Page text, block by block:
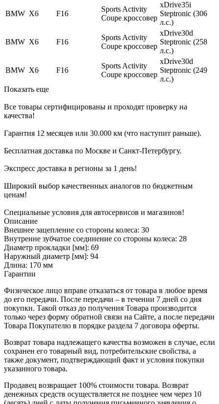
BMW X6 F16
Sports Activity
Coupe кроссовер
xDrive35i
Steptronic (306
л.с.)
BMW X6 F16
Sports Activity
Coupe кроссовер
xDrive30d
Steptronic (258
л.с.)
BMW X6 F16
Sports Activity
Coupe кроссовер
xDrive30d
Steptroniс (249
л.с.)
Показать еще
Все товары сертифицированы и проходят проверку на
качества!
Гарантия 12 месяцев или 30.000 км (что наступит раньше).
Бесплатная доставка по Москве и Санкт-Петербургу.
Экспресс доставка в регионы за 1 день!
Широкий выбор качественных аналогов по бюджетным
ценам!
Специальные условия для автосервисов и магазинов!
Описание
Внешнее зацепление со стороны колеса: 30
Внутренне зубчатое соединение со стороны колеса: 28
Диаметр прокладки [мм]: 69
Наружный диаметр [мм]: 94
Длина: 170 мм
Гарантии
Физическое лицо вправе отказаться от товара в любое время
до его передачи. После передачи – в течении 7 дней со дня
покупки. Такой отказ до получения Товара производится
только через форму обратной связи на Сайте, а после передачи
Товара Покупателю в порядке раздела 7 договора оферты.
Возврат товара надлежащего качества возможен в случае, если
сохранен его товарный вид, потребительские свойства, а
также документ, подтверждающий факт и условия покупки
указанного товара.
Продавец возвращает 100% стоимости товара. Возврат
денежных средств осуществляется не позднее чем через 10